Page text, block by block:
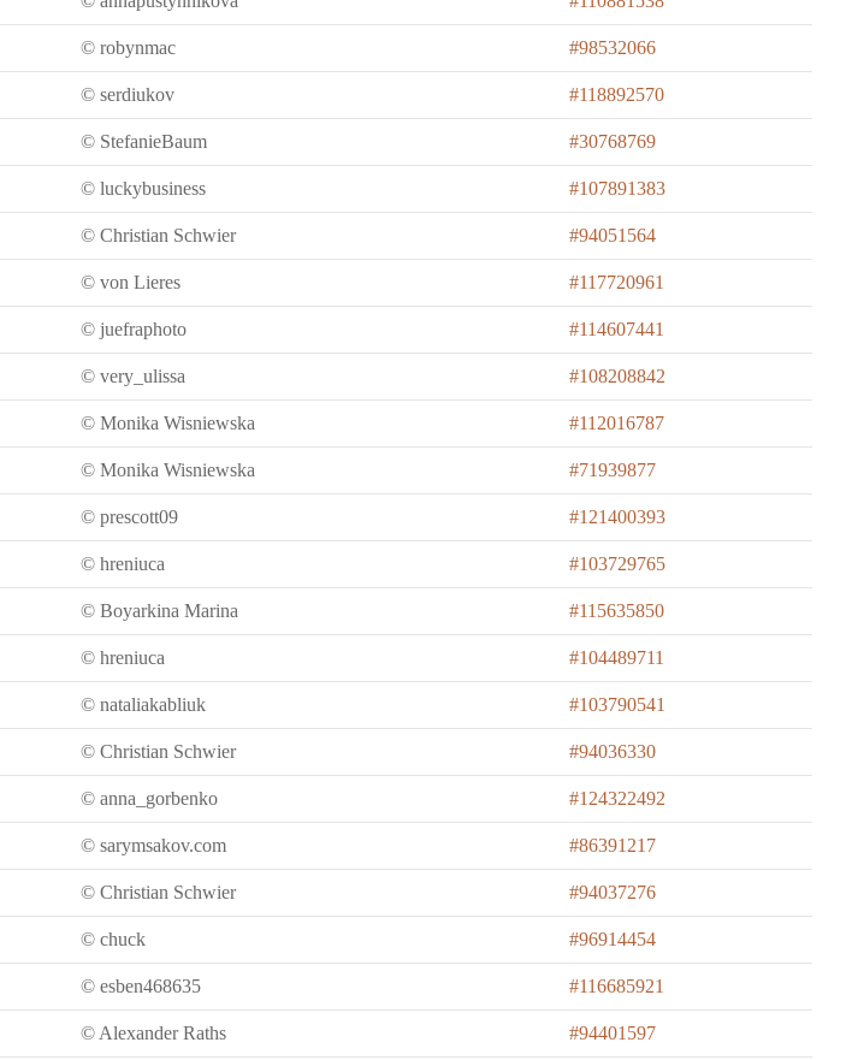
© robynmac
#98532066
© serdiukov
#118892570
© StefanieBaum
#30768769
© luckybusiness
#107891383
© Christian Schwier
#94051564
© von Lieres
#117720961
© juefraphoto
#114607441
© very_ulissa
#108208842
© Monika Wisniewska
#112016787
© Monika Wisniewska
#71939877
© prescott09
#121400393
© hreniuca
#103729765
© Boyarkina Marina
#115635850
© hreniuca
#104489711
© nataliakabliuk
#103790541
© Christian Schwier
#94036330
© anna_gorbenko
#124322492
© sarymsakov.com
#86391217
© Christian Schwier
#94037276
© chuck
#96914454
© esben468635
#116685921
© Alexander Raths
#94401597